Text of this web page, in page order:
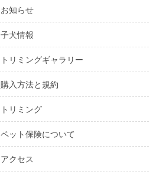
お知らせ
子犬情報
トリミングギャラリー
購入方法と規約
トリミング
ペット保険について
アクセス